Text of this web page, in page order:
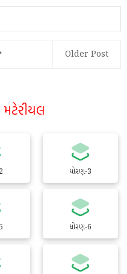
Older Post
ધોરણ-3
ધોરણ-6